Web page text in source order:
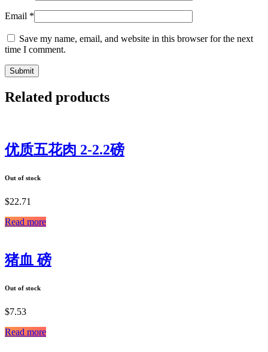
Email *
Save my name, email, and website in this browser for the next
time I comment.
Related products
优质五花肉 2-2.2磅
Out of stock
$22.71
Read more
猪血 磅
Out of stock
$7.53
Read more